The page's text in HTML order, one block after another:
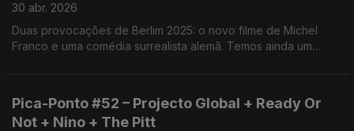
30 abr. 2026
Duas provocações de Berlim 2025: o novo filme de Michel
Franco e uma comédia surrealista alemã. Temos ainda um
Pica-Ponto #52 – Projecto Global + Ready Or
Not + Nino + The Pitt